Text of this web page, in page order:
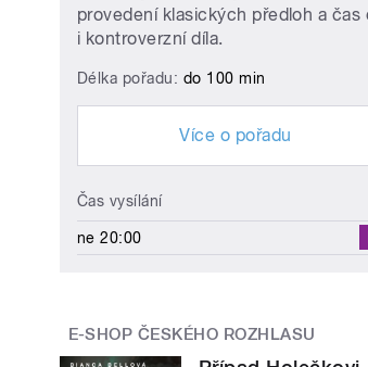
provedení klasických předloh a čas
i kontroverzní díla.
Délka pořadu: do 100 min
Více o pořadu
Čas vysílání
ne 20:00
E-SHOP ČESKÉHO ROZHLASU